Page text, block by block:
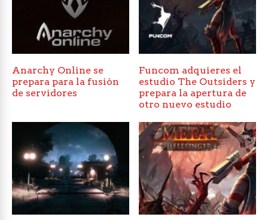
Anarchy Online se
prepara para la fusión
de servidores
Funcom adquieres el
estudio The Outsiders y
prepara la apertura de
otro nuevo estudio